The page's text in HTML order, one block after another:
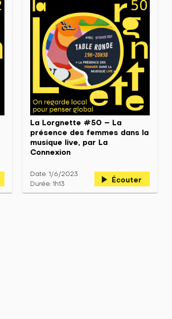
La Lorgnette #50 – La
présence des femmes dans la
musique live, par La
Connexion
Date: 1/6/2023
Durée: 1h13
play_arrow Écouter